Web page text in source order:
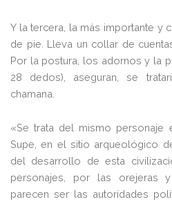
Y la tercera, la más importante y
de pie. Lleva un collar de
Por la postura, los adornos y la
28 dedos), aseguran, se
chamana.
«Se trata del mismo personaje
Supe, en el sitio arqueológico
del desarrollo de esta
personajes, por las orejeras y
parecen ser las autoridades